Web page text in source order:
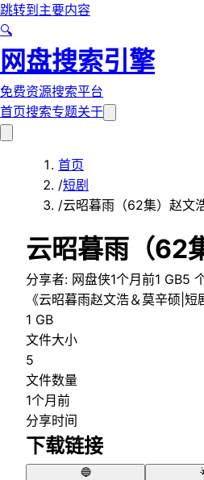
跳转到主要内容
🔍
网盘搜索引擎
免费资源搜索平台
首页搜索专题关于
首页
/短剧
/云昭暮雨（62集）赵文
云昭暮雨（62
分享者: 网盘侠1个月前1 GB5
《云昭暮雨赵文浩＆莫辛硕|
1 GB
文件大小
5
文件数量
1个月前
分享时间
下载链接
🔵